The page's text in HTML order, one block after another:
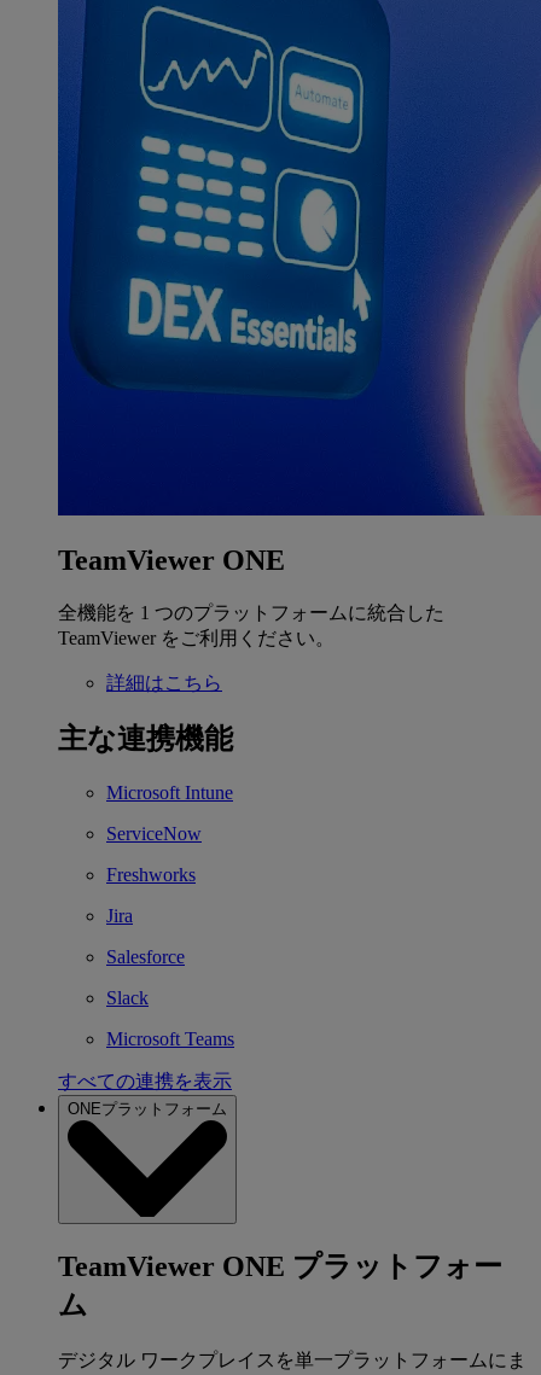
TeamViewer ONE
全機能を 1 つのプラットフォームに統合した
TeamViewer をご利用ください。
詳細はこちら
主な連携機能
Microsoft Intune
ServiceNow
Freshworks
Jira
Salesforce
Slack
Microsoft Teams
すべての連携を表示
ONEプラットフォーム
TeamViewer ONE プラットフォー
ム
デジタル ワークプレイスを単一プラットフォームにま